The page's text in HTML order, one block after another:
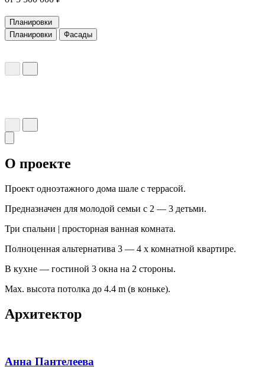
Планировки
Планировки
Фасады
О проекте
Проект одноэтажного дома шале с террасой.
Предназначен для молодой семьи с 2 — 3 детьми.
Три спальни | просторная ванная комната.
Полноценная альтернатива 3 — 4 х комнатной квартире.
В кухне — гостиной 3 окна на 2 стороны.
Мах. высота потолка до 4.4 m (в коньке).
Архитектор
Анна Пантелеева